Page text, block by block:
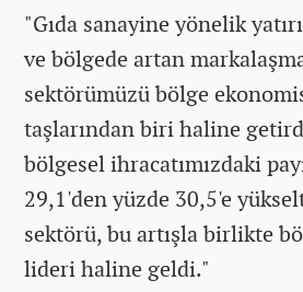
"Gıda sanayine yönelik
ve bölgede artan
sektörümüzü bölge
taşlarından biri haline
bölgesel ihracatımızdaki
29,1'den yüzde 30,5'e
sektörü, bu artışla birlikte
lideri haline geldi."